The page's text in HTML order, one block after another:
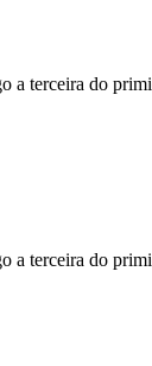
a terceira do
a terceira do